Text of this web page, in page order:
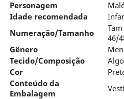
Personagem
Idade recomendada
Numeração/Tamanho
46/
Gênero
Tecido/Composição
Cor
Conteúdo da
Embalagem